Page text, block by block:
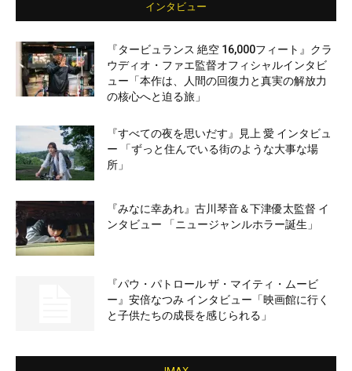
インタビュー
『タービュランス 絶空 16,000フィート』クラ
ウディオ・ファエ監督オフィシャルインタビ
ュー「本作は、人間の回復力と真実の解放力
の核心へと迫る旅」
『すべての夜を思いだす』見上 愛 インタビュ
ー 「ずっと住んでいる街のような大事な場
所」
『みなに幸あれ』古川琴音＆下津優太監督 イ
ンタビュー 「ニュージャンルホラー誕生」
『パウ・パトロール ザ・マイティ・ムービ
ー』安倍なつみ インタビュー「映画館に行く
と子供たちの成長を感じられる」